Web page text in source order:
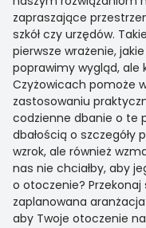
zapraszające
szkół czy urzędów.
pierwsze wrażenie,
poprawimy wygląd, ale
Czyżowicach pomoże
zastosowaniu
codzienne dbanie o te
dbałością o
wzrok, ale również
nas nie chciałby, aby
o otoczenie?
zaplanowana
aby Twoje otoczenie